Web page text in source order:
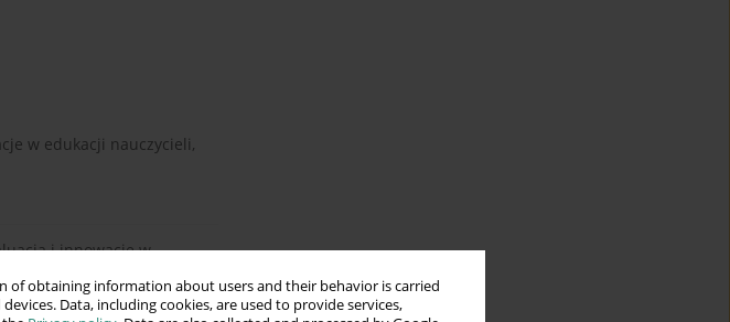
of obtaining information about users and their behavior is carried
Data, including cookies, are used to provide services,
w edukacji nauczycieli,
i innowacje w